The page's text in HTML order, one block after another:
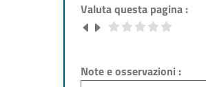
Valuta questa pagina :
Note e osservazioni :